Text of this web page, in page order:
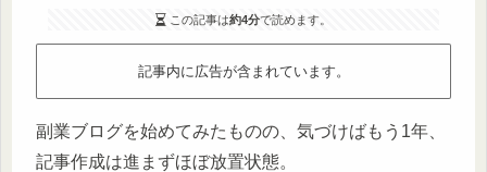
この記事は約4分で読めます。
記事内に広告が含まれています。
副業ブログを始めてみたものの、気づけばもう1年、
記事作成は進まずほぼ放置状態。